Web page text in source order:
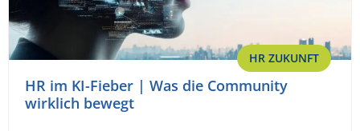
HR ZUKUNFT
HR im KI-Fieber | Was die Community
wirklich bewegt